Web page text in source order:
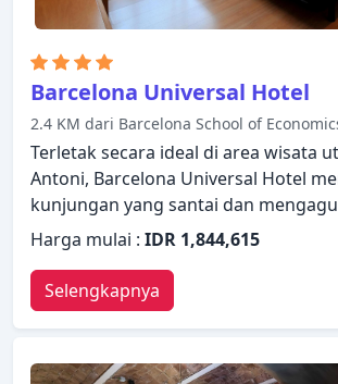
Barcelona Universal Hotel
2.4 KM dari Barcelona School of
Terletak secara ideal di area wisata
Antoni, Barcelona Universal Hotel
kunjungan yang santai dan
ini menawarkan berbagai layanan
yang dirancang untuk memberikan
dan kemudahan kepada para tamu.
24 jam, WiFi gratis di semua kamar,
layanan kebersihan harian, akses
kursi roda dapat ditemukan di hotel
Harga mulai : IDR 1,844,615
Selengkapnya